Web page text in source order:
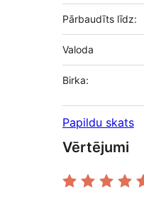
Pārbaudīts līdz:
Valoda
Birka:
Papildu skats
Vērtējumi